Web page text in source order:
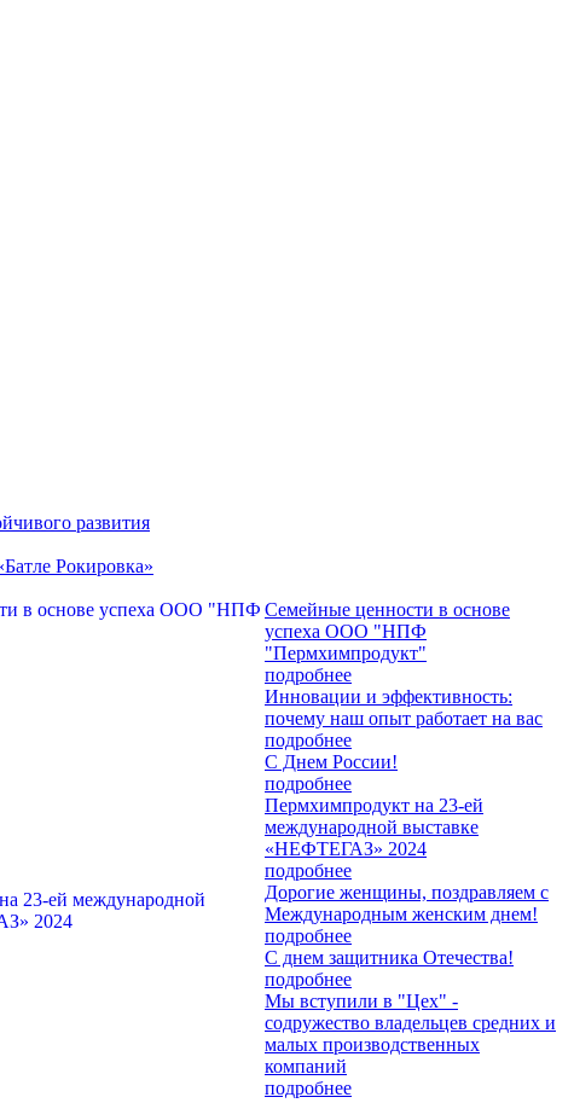
развития
Рокировка»
Семейные ценности в основе
успеха ООО "НПФ
"Пермхимпродукт"
подробнее
Инновации и эффективность:
почему наш опыт работает на вас
подробнее
С Днем России!
подробнее
Пермхимпродукт на 23-ей
международной выставке
«НЕФТЕГАЗ» 2024
подробнее
Дорогие женщины, поздравляем с
Международным женским днем!
подробнее
С днем защитника Отечества!
подробнее
Мы вступили в "Цех" -
содружество владельцев средних и
малых производственных
компаний
подробнее